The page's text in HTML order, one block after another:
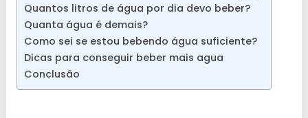
Quantos litros de água por dia devo beber?
Quanta água é demais?
Como sei se estou bebendo água suficiente?
Dicas para conseguir beber mais agua
Conclusão